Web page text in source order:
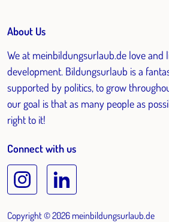
About Us
We at meinbildungsurlaub.de love and
development. Bildungsurlaub is a
supported by politics, to grow
our goal is that as many people as
right to it!
Connect with us
Copyright © 2026 meinbildungsurlaub.de